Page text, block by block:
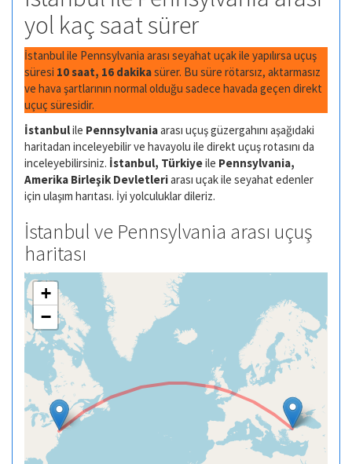
yol kaç saat sürer
İstanbul ile Pennsylvania arası seyahat uçak ile yapılırsa uçuş
süresi 10 saat, 16 dakikasürer. Bu süre rötarsız, aktarmasız
ve hava şartlarının normal olduğu sadece havada geçen direkt
uçuç süresidir.
İstanbulile Pennsylvaniaarası uçuş güzergahını aşağıdaki
haritadan inceleyebilir ve havayolu ile direkt uçuş rotasını da
inceleyebilirsiniz. İstanbul, Türkiyeile Pennsylvania,
Amerika Birleşik Devletleriarası uçak ile seyahat edenler
için ulaşım harıtası. İyi yolculuklar dileriz.
İstanbul ve Pennsylvania arası uçuş
haritası
+
−